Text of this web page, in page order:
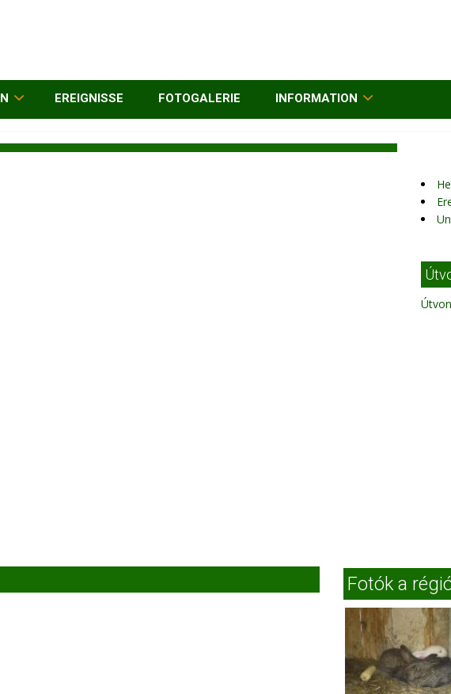
EREIGNISSE FOTOGALERIE INFORMATION
Fotók a